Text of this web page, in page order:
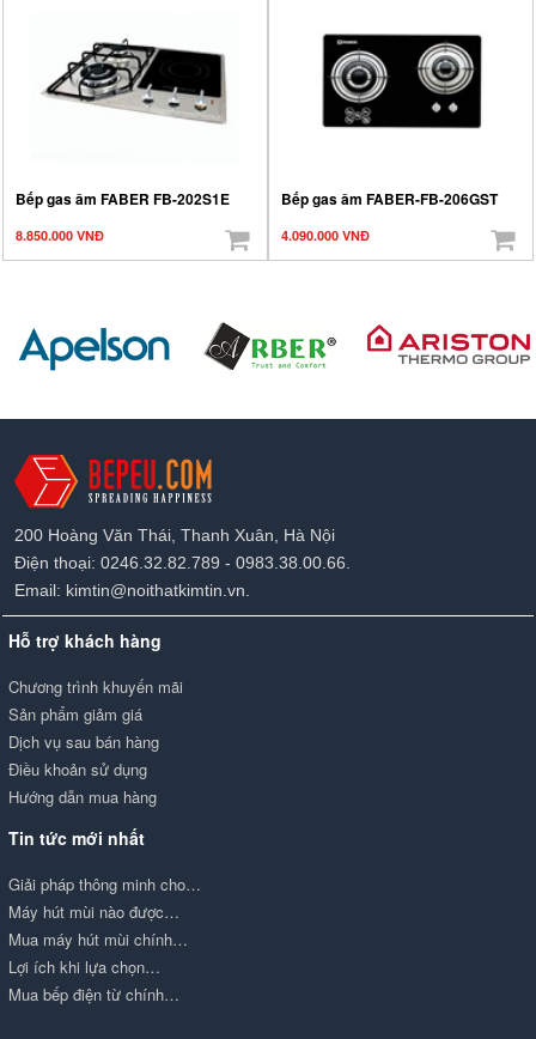
Bếp gas âm FABER FB-202S1E
8.850.000 VNĐ
Bếp gas âm FABER-FB-206GST
4.090.000 VNĐ
200 Hoàng Văn Thái, Thanh Xuân, Hà Nội
Điện thoại: 0246.32.82.789 - 0983.38.00.66.
Email: kimtin@noithatkimtin.vn.
Hỗ trợ khách hàng
Chương trình khuyến mãi
Sản phẩm giảm giá
Dịch vụ sau bán hàng
Điều khoản sử dụng
Hướng dẫn mua hàng
Tin tức mới nhất
Giải pháp thông minh cho…
Máy hút mùi nào được…
Mua máy hút mùi chính…
Lợi ích khi lựa chọn…
Mua bếp điện từ chính…